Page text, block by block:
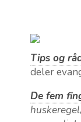
MIN SIDE
Tips og
deler
De fem